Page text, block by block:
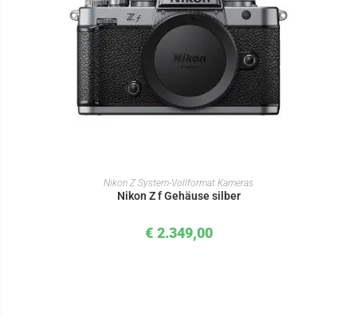
IN DEN WARENKORB
Nikon Z System-Vollformat Kameras
Nikon Z f Gehäuse silber
€ 2.349,00